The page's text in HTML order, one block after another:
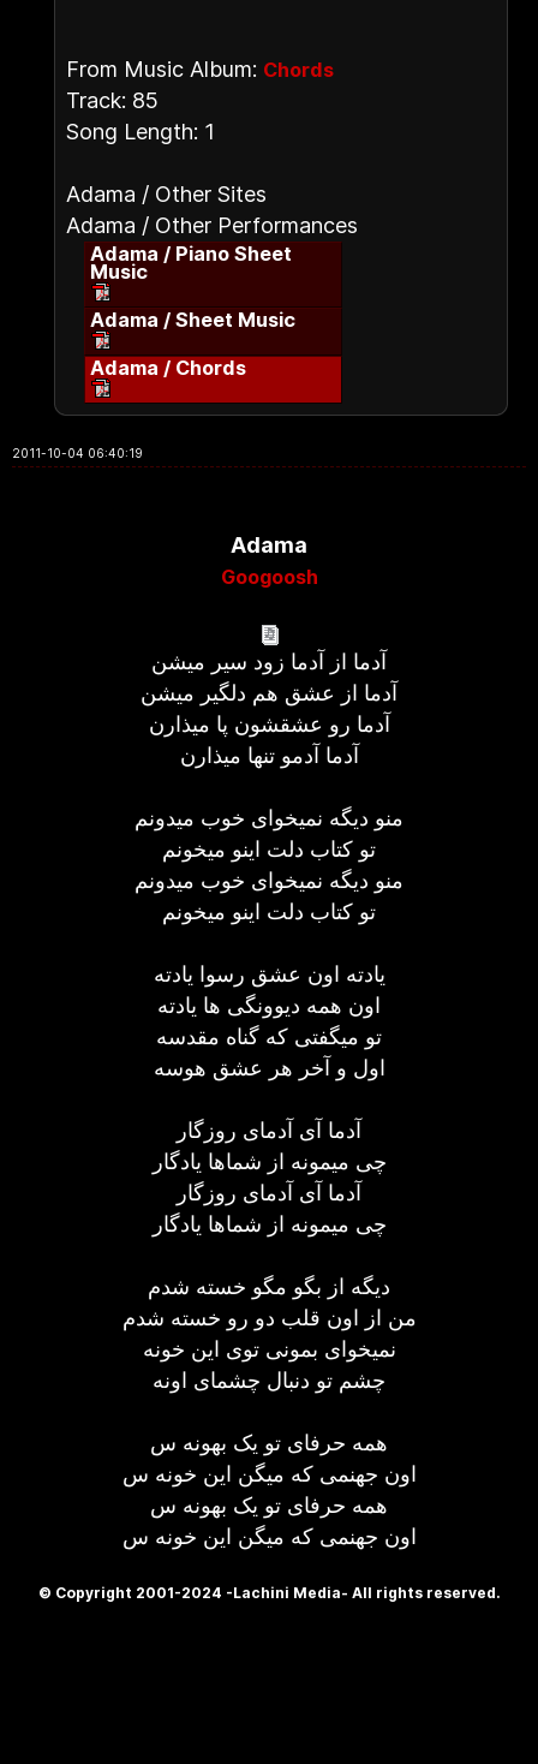
From Music Album: Chords
Track: 85
Song Length: 1
Adama / Other Sites
Adama / Other Performances
Adama / Piano Sheet
Music
Adama / Sheet Music
Adama / Chords
2011-10-04 06:40:19
Adama
Googoosh
آدما از آدما زود سیر میشن
آدما از عشق هم دلگیر میشن
آدما رو عشقشون پا میذارن
آدما آدمو تنها میذارن
منو دیگه نمیخوای خوب میدونم
تو کتاب دلت اینو میخونم
منو دیگه نمیخوای خوب میدونم
تو کتاب دلت اینو میخونم
یادته اون عشق رسوا یادته
اون همه دیوونگی ها یادته
تو میگفتی که گناه مقدسه
اول و آخر هر عشق هوسه
آدما آی آدمای روزگار
چی میمونه از شماها یادگار
آدما آی آدمای روزگار
چی میمونه از شماها یادگار
دیگه از بگو مگو خسته شدم
من از اون قلب دو رو خسته شدم
نمیخوای بمونی توی این خونه
چشم تو دنبال چشمای اونه
همه حرفای تو یک بهونه س
اون جهنمی که میگن این خونه س
همه حرفای تو یک بهونه س
اون جهنمی که میگن این خونه س
© Copyright 2001-2024 -Lachini Media- All rights reserved.